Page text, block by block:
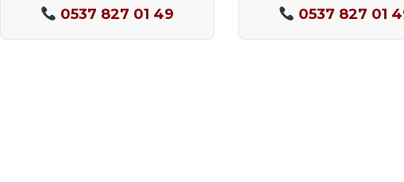
0537 827 01 49 0537 827 01